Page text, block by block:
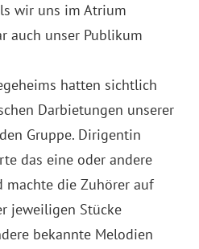
wir uns im Atrium
auch unser Publikum
hatten sichtlich
Darbietungen unserer
Gruppe. Dirigentin
das eine oder andere
machte die Zuhörer auf
jeweiligen Stücke
bekannte Melodien